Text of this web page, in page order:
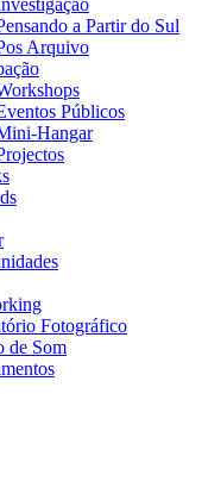
a Partir do Sul
Arquivo
Públicos
Hangar
Fotográfico
de Som